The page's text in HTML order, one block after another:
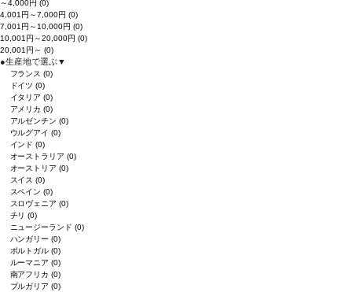
～4,000円 (0)
4,001円～7,000円 (0)
7,001円～10,000円 (0)
10,001円～20,000円 (0)
20,001円～ (0)
●生産地で選ぶ▼
フランス(0)
ドイツ(0)
イタリア(0)
アメリカ(0)
アルゼンチン(0)
ウルグアイ(0)
インド(0)
オーストラリア(0)
オーストリア(0)
スイス(0)
スペイン(0)
スロヴェニア(0)
チリ(0)
ニュージーランド(0)
ハンガリー(0)
ポルトガル(0)
ルーマニア(0)
南アフリカ(0)
ブルガリア(0)